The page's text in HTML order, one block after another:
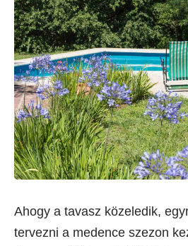
Ahogy a tavasz közeledik,
tervezni a medence szezon